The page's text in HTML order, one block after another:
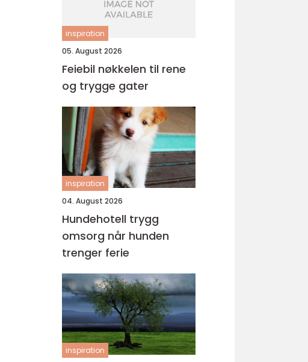
inspiration
05. August 2026
Feiebil nøkkelen til rene
og trygge gater
inspiration
04. August 2026
Hundehotell trygg
omsorg når hunden
trenger ferie
inspiration